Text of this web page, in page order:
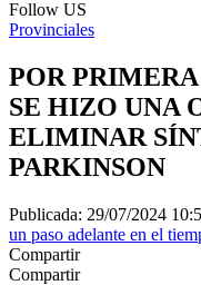
Follow US
Provinciales
POR
SE HIZO UNA
ELIMINAR
PARKINSON
Publicada: 29/07/2024
un paso adelante en el
Compartir
Compartir